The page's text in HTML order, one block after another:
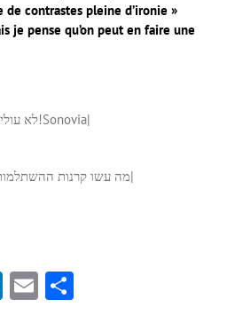
de contrastes pleine d’ironie »
je pense qu’on peut en faire une
לא עולים על טיסה בלי המסכה הזו!Sonovia|
מה עשו קרנות|
LinkedIn
Email